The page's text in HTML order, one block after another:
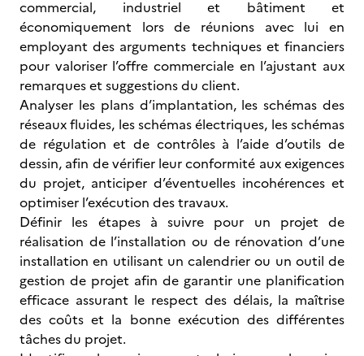
commercial, industriel et bâtiment et
économiquement lors de réunions avec lui en
employant des arguments techniques et financiers
pour valoriser l’offre commerciale en l’ajustant aux
remarques et suggestions du client.
Analyser les plans d’implantation, les schémas des
réseaux fluides, les schémas électriques, les schémas
de régulation et de contrôles à l’aide d’outils de
dessin, afin de vérifier leur conformité aux exigences
du projet, anticiper d’éventuelles incohérences et
optimiser l’exécution des travaux.
Définir les étapes à suivre pour un projet de
réalisation de l’installation ou de rénovation d’une
installation en utilisant un calendrier ou un outil de
gestion de projet afin de garantir une planification
efficace assurant le respect des délais, la maîtrise
des coûts et la bonne exécution des différentes
tâches du projet.